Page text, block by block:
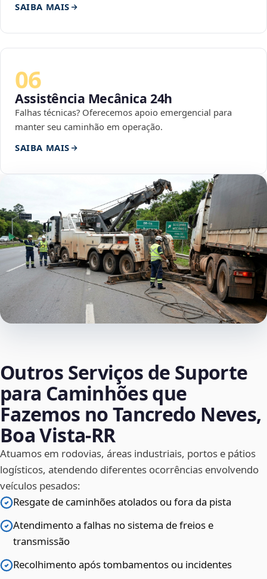
SAIBA MAIS
06
Assistência Mecânica 24h
Falhas técnicas? Oferecemos apoio emergencial para
manter seu caminhão em operação.
SAIBA MAIS
Outros Serviços de Suporte
para Caminhões que
Fazemos no Tancredo Neves,
Boa Vista‑RR
Atuamos em rodovias, áreas industriais, portos e pátios
logísticos, atendendo diferentes ocorrências envolvendo
veículos pesados:
Resgate de caminhões atolados ou fora da pista
Atendimento a falhas no sistema de freios e
transmissão
Recolhimento após tombamentos ou incidentes